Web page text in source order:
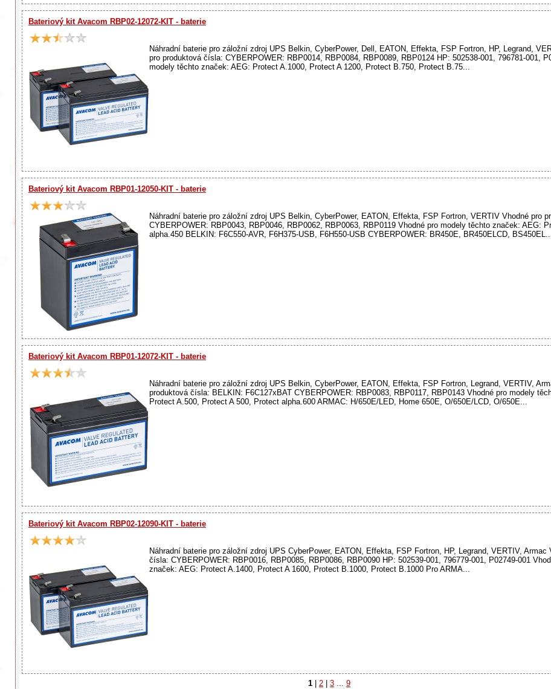
Bateriový kit Avacom RBP02-12072-KIT - baterie
Náhradní baterie pro záložní zdroj UPS Belkin, CyberPower, Dell, EATON, Effekta, FSP Fortron, HP, Legrand,
pro produktová čísla: CYBERPOWER: RBP0014, RBP0084, RBP0089, RBP0124 HP: 502538-001, 796781-001,
modely těchto značek: AEG: Protect A.1000, Protect A 1200, Protect B.750, Protect B.75...
Bateriový kit Avacom RBP01-12050-KIT - baterie
Náhradní baterie pro záložní zdroj UPS Belkin, CyberPower, EATON, Effekta, FSP Fortron, VERTIV Vhodné pro
CYBERPOWER: RBP0043, RBP0046, RBP0062, RBP0063, RBP0119 Vhodné pro modely těchto značek: AEG:
alpha.450 BELKIN: F6C550-AVR, F6H375-USB, F6H550-USB CYBERPOWER: BR450E, BR450ELCD, BS450EL...
Bateriový kit Avacom RBP01-12072-KIT - baterie
Náhradní baterie pro záložní zdroj UPS Belkin, CyberPower, EATON, Effekta, FSP Fortron, Legrand, VERTIV,
produktová čísla: BELKIN: F6C127xBAT CYBERPOWER: RBP0083, RBP0117, RBP0143 Vhodné pro modely
Protect A.500, Protect A 500, Protect alpha.600 ARMAC: H/650E/LED, Home 650E, O/650E/LCD, O/650E...
Bateriový kit Avacom RBP02-12090-KIT - baterie
Náhradní baterie pro záložní zdroj UPS CyberPower, EATON, Effekta, FSP Fortron, HP, Legrand, VERTIV, Armac
čísla: CYBERPOWER: RBP0016, RBP0085, RBP0086, RBP0090 HP: 502539-001, 796779-001, P02749-001
značek: AEG: Protect A.1400, Protect A 1600, Protect B.1000, Protect B.1000 Pro ARMA...
1 | 2 | 3 9